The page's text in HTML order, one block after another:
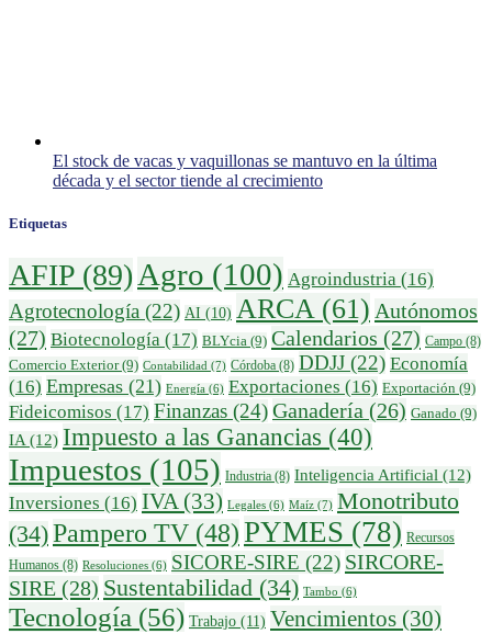
El stock de vacas y vaquillonas se mantuvo en la última
década y el sector tiende al crecimiento
Etiquetas
AFIP (89) Agro (100) Agroindustria (16)
Agrotecnología (22) AI (10) ARCA(61) Autónomos
(27) Biotecnología (17) BLYcia (9) Calendarios (27) Campo (8)
Comercio Exterior(9) Contabilidad (7) Córdoba (8) DDJJ (22) Economía
(16) Empresas (21) Energía (6) Exportaciones (16) Exportación (9)
Fideicomisos (17) Finanzas (24)Ganadería (26) Ganado (9)
IA (12) Impuesto a las Ganancias (40)
Impuestos (105) Industria (8) Inteligencia Artificial (12)
Inversiones (16) IVA(33) Legales (6) Maíz (7) Monotributo
(34)Pampero TV (48)PYMES (78) Recursos
Humanos (8) Resoluciones (6) SICORE-SIRE (22) SIRCORE-
SIRE (28) Sustentabilidad (34) Tambo (6)
Tecnología (56) Trabajo (11) Vencimientos (30)